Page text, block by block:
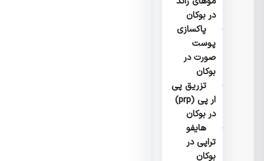
در بوکان
پاکسازی
پوست
صورت در
بوکان
تزریق پی
ار پی (prp)
در بوکان
هایفو
تراپی در
بوکان